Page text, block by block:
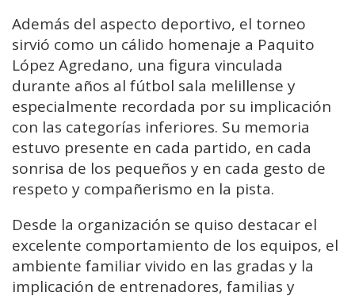
Además del aspecto deportivo, el torneo
sirvió como un cálido homenaje a Paquito
López Agredano, una figura vinculada
durante años al fútbol sala melillense y
especialmente recordada por su implicación
con las categorías inferiores. Su memoria
estuvo presente en cada partido, en cada
sonrisa de los pequeños y en cada gesto de
respeto y compañerismo en la pista.
Desde la organización se quiso destacar el
excelente comportamiento de los equipos, el
ambiente familiar vivido en las gradas y la
implicación de entrenadores, familias y